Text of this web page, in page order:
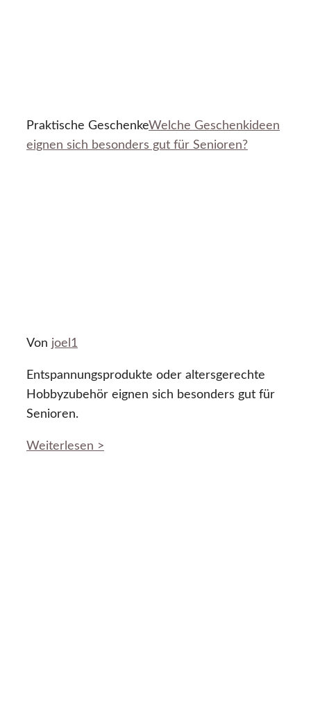
Praktische GeschenkeWelche Geschenkideen
eignen sich besonders gut für Senioren?
Von joel1
Entspannungsprodukte oder altersgerechte
Hobbyzubehör eignen sich besonders gut für
Senioren.
Weiterlesen >